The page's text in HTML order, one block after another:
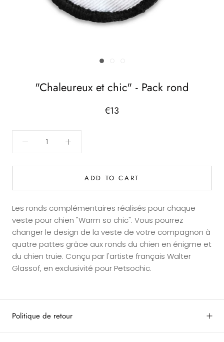
"Chaleureux et chic" - Pack rond
€13
ADD TO CART
Les ronds complémentaires réalisés pour chaque
veste pour chien "Warm so chic". Vous pourrez
changer le design de la veste de votre compagnon à
quatre pattes grâce aux ronds du chien en énigme et
du chien truie. Conçu par l'artiste français Walter
Glassof, en exclusivité pour Petsochic.
Politique de retour